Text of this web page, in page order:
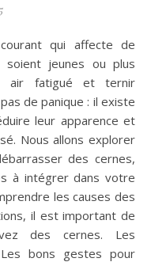
soient jeunes ou plus
air fatigué et ternir
de panique : il existe
leur apparence et
Nous allons explorer
des cernes,
à intégrer dans votre
les causes des
il est important de
des cernes. Les
bons gestes pour